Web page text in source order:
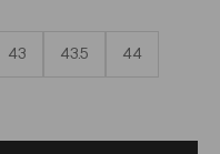
43 43.5 44